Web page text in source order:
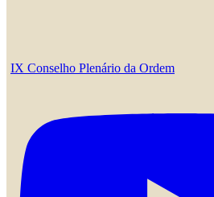
IX Conselho Plenário da Ordem